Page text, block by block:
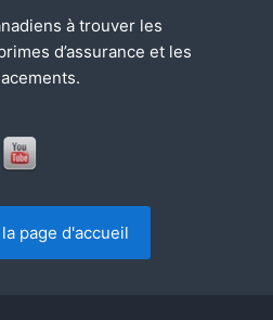
à trouver les
d’assurance et les
page d'accueil